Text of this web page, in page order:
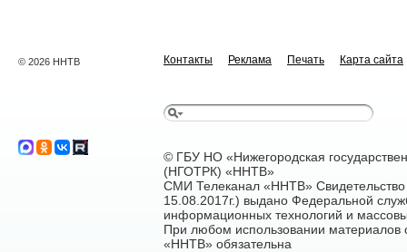
© 2026 ННТВ Контакты Реклама Печать Карта сайта
© ГБУ НО «Нижегородская
(НГОТРК) «ННТВ»
СМИ Телеканал «ННТВ»
15.08.2017г.) выдано Федеральной
информационных технологий и
При любом использовании материалов
«ННТВ» обязательна